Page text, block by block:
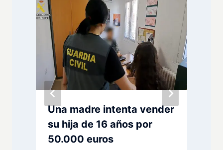
Una madre intenta vender
su hija de 16 años por
50.000 euros